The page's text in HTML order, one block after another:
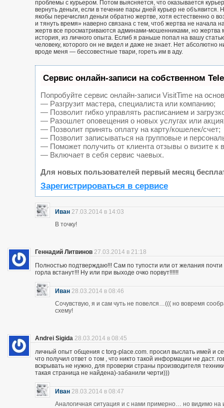
проблемы с курьером. Потом выясняется, что оказывается
вернуть деньги, если в течение пары дней курьер не
якобы перечислил деньги обратно жертве, хотя естественно о
и тянуть время» наверно связана с тем, чтоб жертва не начала
жертв все просматриваются админами-мошенниками, но жертва
история, из личного опыта. Еслиб я раньше попал на вашу
человеку, которого он не видел и даже не знает. Нет
вроде меня — бессовестные твари, гореть им в аду.
Сервис онлайн-записи на собственном
Попробуйте сервис онлайн-записи VisitTime на
— Разгрузит мастера, специалиста или компанию;
— Позволит гибко управлять расписанием и
— Разошлет оповещения о новых услугах или
— Позволит принять оплату на карту/кошелек/счет;
— Позволит записываться на групповые и
— Поможет получить от клиента отзывы о визите к
— Включает в себя сервис чаевых.
Для новых пользователей первый месяц
Зарегистрироваться в сервисе
Иван 27.03.2014 в 14:03
В точку!
Геннадий Литвинов 27.03.2014 в 21:18
Полностью подтверждаю!!! Сам по тупости или от желания
горла встанут!!! Ну или при выходе очко порвут!!!!!!
Иван 28.03.2014 в 08:46
Сочувствую, я и сам чуть не повелся…((( но вовремя
схему!
Andrei Sigida 28.03.2014 в 08:45
личный опыт общения с torg-place.com. просил выслать имей и
что получил ответ о том , что никто такой информации не
вскрывать не нужно, для проверки страны производителя
такая страница не найдена)-забанили черти)))
Иван 28.03.2014 в 08:47
Аналогичная ситуация и с нами примерно… но видимо на